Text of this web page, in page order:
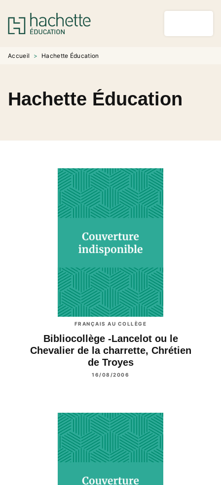
MENU RECHERCHE
PIED DE PAGE
Accueil > Hachette Éducation
Hachette Éducation
FRANÇAIS AU COLLÈGE
Bibliocollège -Lancelot ou le
Chevalier de la charrette, Chrétien
de Troyes
16/08/2006